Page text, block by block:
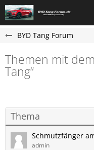
BYD Tang Forum
Themen mit
Tang“
Thema
Schmutzfänger
admin